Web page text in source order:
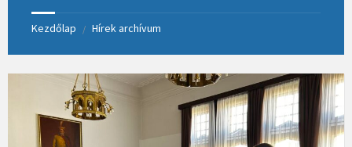
Kezdőlap / Hírek archívum